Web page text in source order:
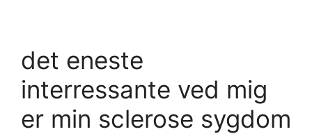
det eneste
interressante ved mig
er min sclerose sygdom